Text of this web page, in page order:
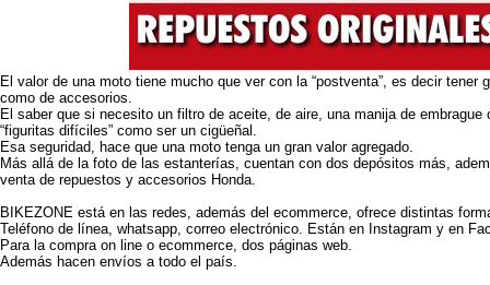
El valor de una moto tiene mucho que ver con la “postventa”, es decir tener
como de accesorios.
El saber que si necesito un filtro de aceite, de aire, una manija de
“figuritas difíciles” como ser un cigüeñal.
Esa seguridad, hace que una moto tenga un gran valor agregado.
Más allá de la foto de las estanterías, cuentan con dos depósitos más,
venta de repuestos y accesorios Honda.
BIKEZONE está en las redes, además del ecommerce, ofrece distintas
Teléfono de línea, whatsapp, correo electrónico. Están en Instagram y en
Para la compra on line o ecommerce, dos páginas web.
Además hacen envíos a todo el país.